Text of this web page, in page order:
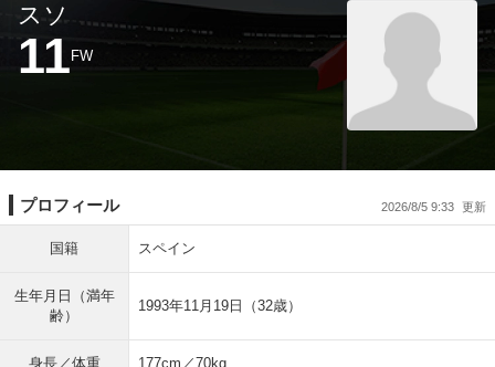
スソ
11 FW
プロフィール 2026/8/5 9:33
国籍 スペイン
生年月日（満年
齢）
1993年11月19日（32歳）
身長／体重 177cm／70kg